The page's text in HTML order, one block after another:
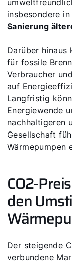
insbesondere in
Sanierung
Darüber hinaus
für fossile
Verbraucher
auf
Langfristig
Energiewende
nachhaltigeren
Gesellschaft
Wärmepumpen
CO2-
den
Der steigende
verbundene